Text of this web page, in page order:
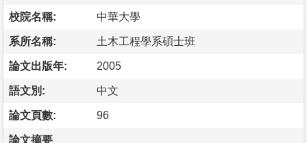
校院名稱: 中華大學
系所名稱: 土木工程學系碩士班
論文出版年: 2005
語文別: 中文
論文頁數: 96
論文摘要